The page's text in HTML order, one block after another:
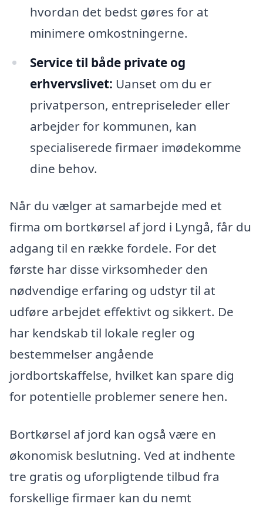
hvordan det bedst gøres for at
minimere omkostningerne.
Service til både private og
erhvervslivet: Uanset om du er
privatperson, entrepriseleder eller
arbejder for kommunen, kan
specialiserede firmaer imødekomme
dine behov.
Når du vælger at samarbejde med et
firma om bortkørsel af jord i Lyngå, får du
adgang til en række fordele. For det
første har disse virksomheder den
nødvendige erfaring og udstyr til at
udføre arbejdet effektivt og sikkert. De
har kendskab til lokale regler og
bestemmelser angående
jordbortskaffelse, hvilket kan spare dig
for potentielle problemer senere hen.
Bortkørsel af jord kan også være en
økonomisk beslutning. Ved at indhente
tre gratis og uforpligtende tilbud fra
forskellige firmaer kan du nemt